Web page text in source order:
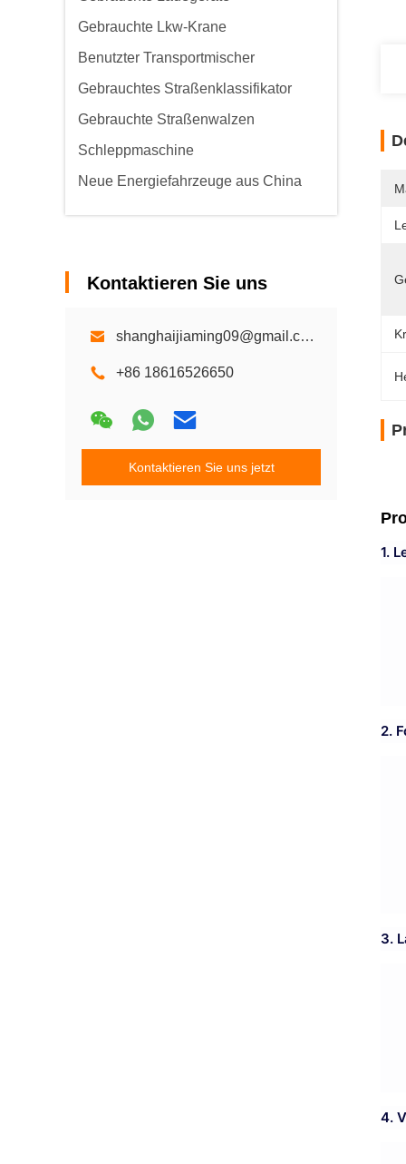
Gebrauchte Lkw-Krane
Benutzter Transportmischer
Gebrauchtes Straßenklassifikator
Gebrauchte Straßenwalzen
Schleppmaschine
Neue Energiefahrzeuge aus China
Kontaktieren Sie uns
shanghaijiaming09@gmail.com
+86 18616526650
Kontaktieren Sie uns jetzt
1.
2.
3.
4.